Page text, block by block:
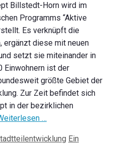
Billstedt-Horn wird im
Programms “Aktive
Es verknüpft die
ergänzt diese mit neuen
setzt sie miteinander in
Einwohnern ist der
größte Gebiet der
Zur Zeit befindet sich
in der bezirklichen
…
Ein